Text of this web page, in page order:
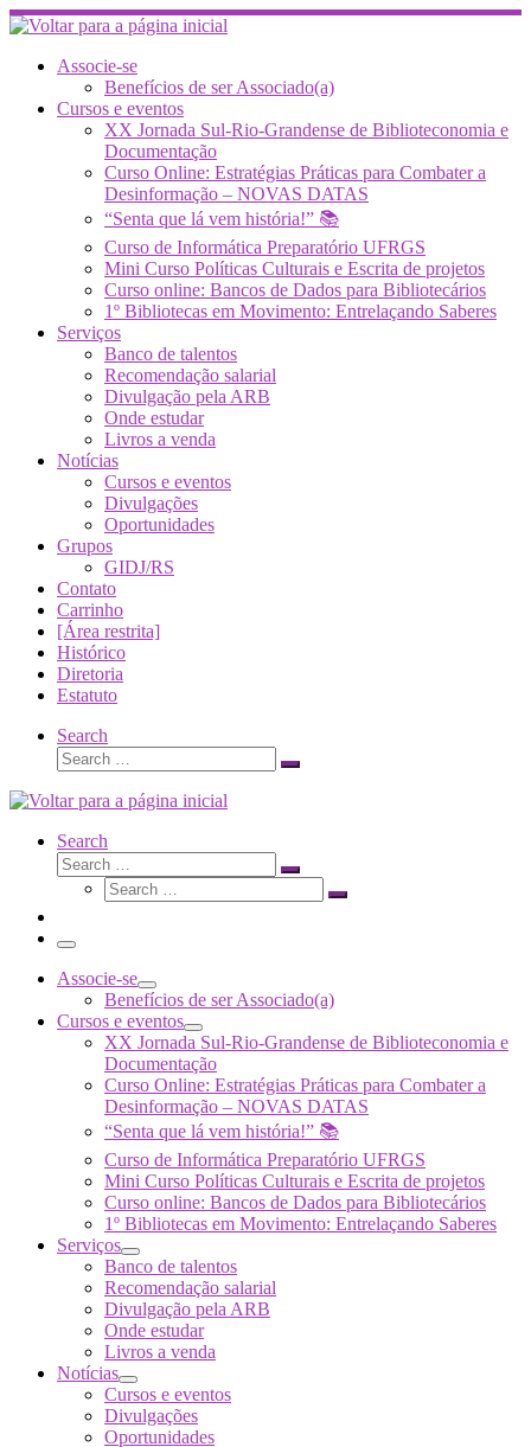
Skip
to
contentAssocie-se
Benefícios de ser Associado(a)
Cursos e eventos
XX Jornada Sul-Rio-Grandense de Biblioteconomia e
Documentação
Curso Online: Estratégias Práticas para Combater a
Desinformação – NOVAS DATAS
“Senta que lá vem história!” 📚
Curso de Informática Preparatório UFRGS
Mini Curso Políticas Culturais e Escrita de projetos
Curso online: Bancos de Dados para Bibliotecários
1º Bibliotecas em Movimento: Entrelaçando Saberes
Serviços
Banco de talentos
Recomendação salarial
Divulgação pela ARB
Onde estudar
Livros a venda
Notícias
Cursos e eventos
Divulgações
Oportunidades
Grupos
GIDJ/RS
Contato
Carrinho
[Área restrita]
Histórico
Diretoria
Estatuto
Search
Search
Search
Search
Search
Search
Search
Search
Menu
Associe-se
Benefícios de ser Associado(a)
Cursos e eventos
XX Jornada Sul-Rio-Grandense de Biblioteconomia e
Documentação
Curso Online: Estratégias Práticas para Combater a
Desinformação – NOVAS DATAS
“Senta que lá vem história!” 📚
Curso de Informática Preparatório UFRGS
Mini Curso Políticas Culturais e Escrita de projetos
Curso online: Bancos de Dados para Bibliotecários
1º Bibliotecas em Movimento: Entrelaçando Saberes
Serviços
Banco de talentos
Recomendação salarial
Divulgação pela ARB
Onde estudar
Livros a venda
Notícias
Cursos e eventos
Divulgações
Oportunidades